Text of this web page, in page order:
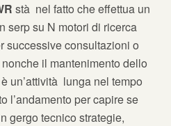
stà nel fatto che effettua un
serp su N motori di ricerca
successive consultazioni o
il mantenimento dello
un’attività lunga nel tempo
l’andamento per capire se
gergo tecnico strategie,